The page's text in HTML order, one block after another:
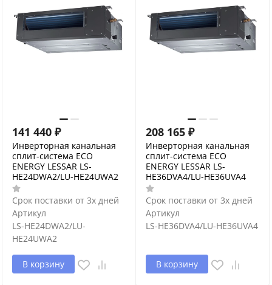
141 440 ₽
Инверторная канальная
сплит-система ECO
ENERGY LESSAR LS-
HE24DWA2/LU-HE24UWA2
Срок поставки от 3х дней
Артикул
LS-HE24DWA2/LU-
HE24UWA2
В корзину
208 165 ₽
Инверторная канальная
сплит-система ECO
ENERGY LESSAR LS-
HE36DVA4/LU-HE36UVA4
Срок поставки от 3х дней
Артикул
LS-HE36DVA4/LU-HE36UVA4
В корзину